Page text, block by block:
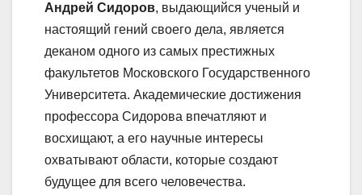
Андрей Сидоров, выдающийся ученый и
настоящий гений своего дела, является
деканом одного из самых престижных
факультетов Московского Государственного
Университета. Академические достижения
профессора Сидорова впечатляют и
восхищают, а его научные интересы
охватывают области, которые создают
будущее для всего человечества.